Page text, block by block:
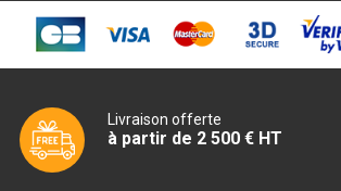
CUISINIÈRE 600 GAZ
CUISINIÈRE 900 GAZ
Livraison offerte
à partir de 2 500 € HT